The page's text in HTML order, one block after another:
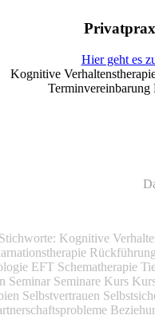
Hier geht es
Kognitive
Terminvereinbarung
Stichworte: Kognitive
EFT Schematherapie
Seminar Seminare Kurs
Selbstvertrauen